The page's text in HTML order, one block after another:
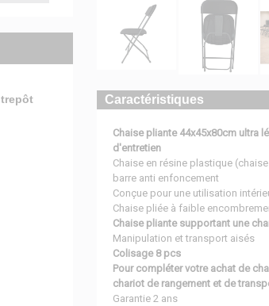
Caractéristiques
Chaise pliante 44x45x80cm ultra
d'entretien
Chaise en résine plastique
barre anti enfoncement
Conçue pour une utilisation
Chaise pliée à faible
Chaise pliante supportant une
Manipulation et transport aisés
Colisage 8 pcs
Pour compléter votre achat de
chariot de rangement et de
Garantie 2 ans